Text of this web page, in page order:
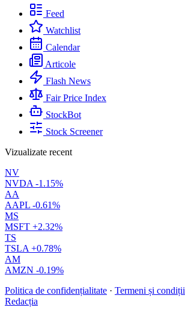
Feed
Watchlist
Calendar
Articole
Flash News
Fair Price Index
StockBot
Stock Screener
Vizualizate recent
NV
NVDA -1.15%
AA
AAPL -0.61%
MS
MSFT +2.32%
TS
TSLA +0.78%
AM
AMZN -0.19%
Politica de confidențialitate · Termeni și condiții
Redacția